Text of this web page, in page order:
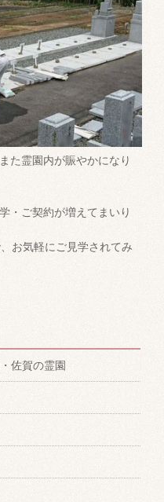
た霊園内が賑やかになり
・ご契約が増えてまいり
お気軽にご見学されてみ
佐賀の霊園